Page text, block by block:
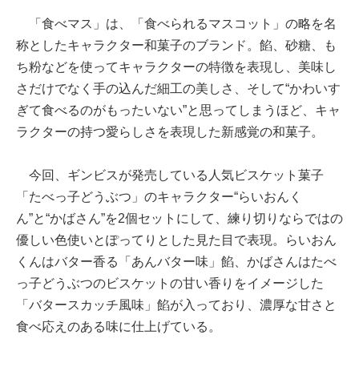
「食べマス」は、「食べられるマスコット」の略を名
称としたキャラクター和菓子のブランド。餡、砂糖、も
ち粉などを使ってキャラクターの特徴を表現し、美味し
さだけでなく手の込んだ細工の美しさ、そして“かわいす
ぎて食べるのがもったいない”と思ってしまうほど、キャ
ラクターの持つ愛らしさを表現した新感覚の和菓子。
今回、ギンビスが発売している人気ビスケット菓子
「たべっ子どうぶつ」のキャラクター“らいおんく
ん”と“かばさん”を2個セットにして、練り切りならではの
優しい色使いとぽってりとした見た目で表現。らいおん
くんはバター香る「あんバター味」餡、かばさんはたべ
っ子どうぶつのビスケットの甘い香りをイメージした
「バタースカッチ風味」餡が入っており、濃厚な甘さと
食べ応えのある味に仕上げている。